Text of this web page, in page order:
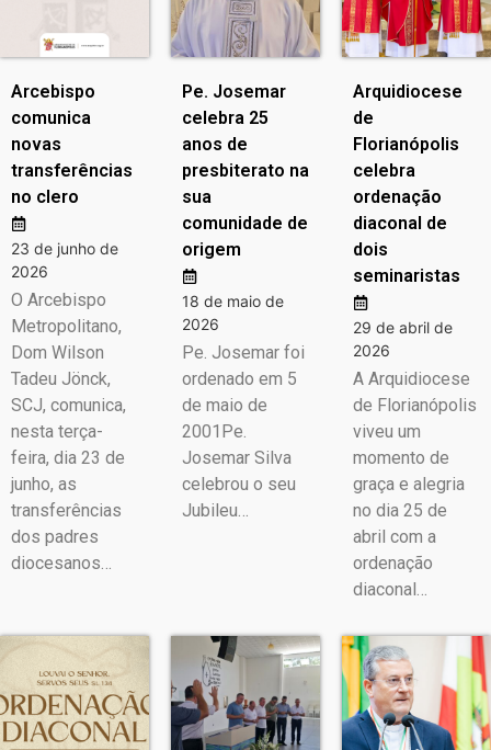
Arcebispo
comunica
novas
transferências
no clero
23 de junho de
2026
O Arcebispo
Metropolitano,
Dom Wilson
Tadeu Jönck,
SCJ, comunica,
nesta terça-
feira, dia 23 de
junho, as
transferências
dos padres
diocesanos…
Pe. Josemar
celebra 25
anos de
presbiterato na
sua
comunidade de
origem
18 de maio de
2026
Pe. Josemar foi
ordenado em 5
de maio de
2001Pe.
Josemar Silva
celebrou o seu
Jubileu…
Arquidiocese
de
Florianópolis
celebra
ordenação
diaconal de
dois
seminaristas
29 de abril de
2026
A Arquidiocese
de Florianópolis
viveu um
momento de
graça e alegria
no dia 25 de
abril com a
ordenação
diaconal…